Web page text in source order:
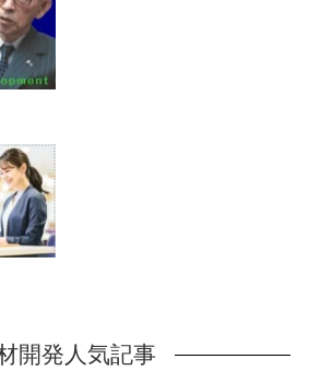
開発人気記事